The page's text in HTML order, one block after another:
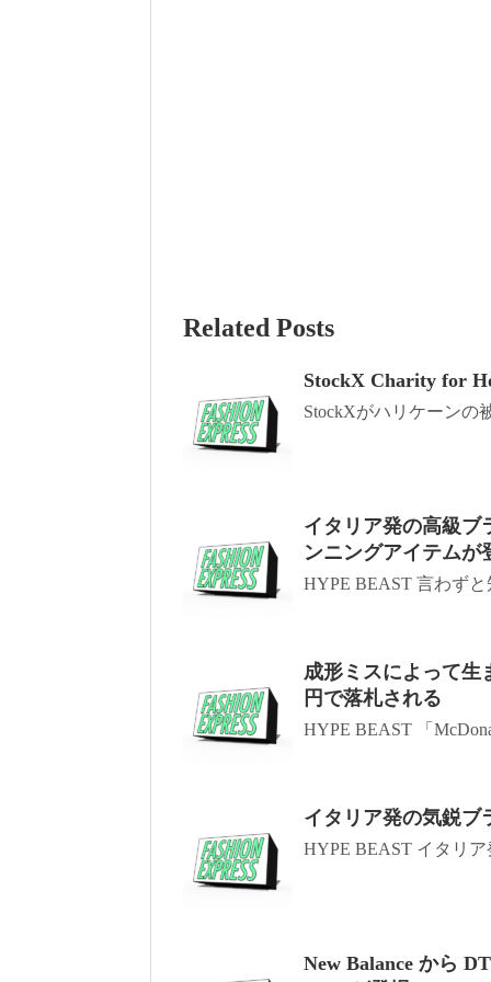
Related Posts
StockX Charity for
StockXがハリケーンの
イタリア発の高級ブ
ンニングアイテムが
HYPE BEAST 言わず
成形ミスによって生
円で落札される
HYPE BEAST 「
イタリア発の気鋭
HYPE BEAST イタリ
New Balance から